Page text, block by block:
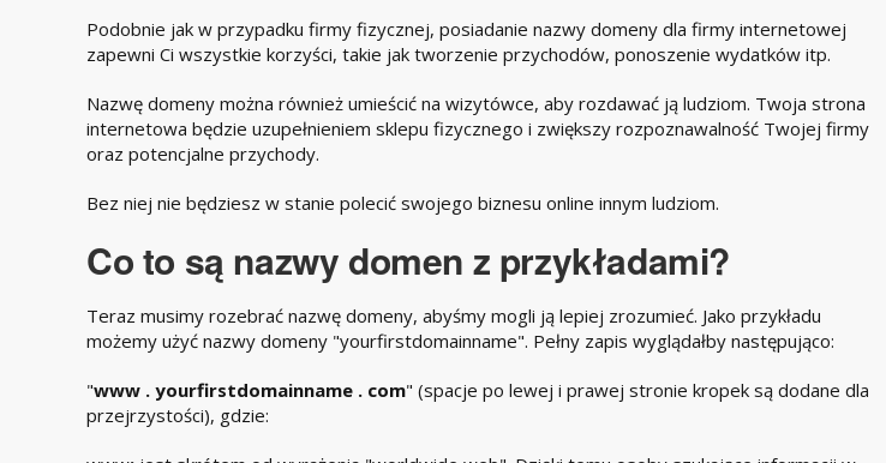
Podobnie jak w przypadku firmy fizycznej, posiadanie nazwy domeny dla firmy internetowej
zapewni Ci wszystkie korzyści, takie jak tworzenie przychodów, ponoszenie wydatków itp.
Nazwę domeny można również umieścić na wizytówce, aby rozdawać ją ludziom. Twoja strona
internetowa będzie uzupełnieniem sklepu fizycznego i zwiększy rozpoznawalność Twojej firmy
oraz potencjalne przychody.
Bez niej nie będziesz w stanie polecić swojego biznesu online innym ludziom.
Co to są nazwy domen z przykładami?
Teraz musimy rozebrać nazwę domeny, abyśmy mogli ją lepiej zrozumieć. Jako przykładu
możemy użyć nazwy domeny "yourfirstdomainname". Pełny zapis wyglądałby następująco:
"www . yourfirstdomainname . com" (spacje po lewej i prawej stronie kropek są dodane dla
przejrzystości), gdzie: